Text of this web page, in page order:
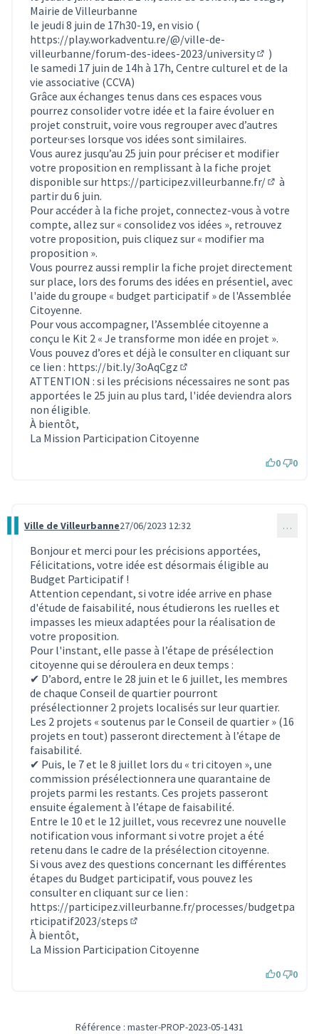
Mairie de Villeurbanne
le jeudi 8 juin de 17h30-19, en visio (
https://play.workadventu.re/@/ville-de-
villeurbanne/forum-des-idees-2023/university
(Lien
)
le samedi 17 juin de 14h à 17h, Centre culturel et de la
vie associative (CCVA)
Grâce aux échanges tenus dans ces espaces vous
pourrez consolider votre idée et la faire évoluer en
projet construit, voire vous regrouper avec d’autres
porteur·ses lorsque vos idées sont similaires.
Vous aurez jusqu’au 25 juin pour préciser et modifier
votre proposition en remplissant à la fiche projet
disponible sur https://participez.villeurbanne.fr/
à
partir du 6 juin.
Pour accéder à la fiche projet, connectez-vous à votre
compte, allez sur « consolidez vos idées », retrouvez
votre proposition, puis cliquez sur « modifier ma
proposition ».
Vous pourrez aussi remplir la fiche projet directement
sur place, lors des forums des idées en présentiel, avec
l'aide du groupe « budget participatif » de l'Assemblée
Citoyenne.
Pour vous accompagner, l’Assemblée citoyenne a
conçu le Kit 2 « Je transforme mon idée en projet ».
Vous pouvez d’ores et déjà le consulter en cliquant sur
ce lien : https://bit.ly/3oAqCgz
(Lien externe)
ATTENTION : si les précisions nécessaires ne sont pas
apportées le 25 juin au plus tard, l'idée deviendra alors
non éligible.
À bientôt,
La Mission Participation Citoyenne
0 0
Commentaire 2730
Ville de Villeurbanne27/06/2023 12:32 …
Bonjour et merci pour les précisions apportées,
Félicitations, votre idée est désormais éligible au
Budget Participatif !
Attention cependant, si votre idée arrive en phase
d'étude de faisabilité, nous étudierons les ruelles et
impasses les mieux adaptées pour la réalisation de
votre proposition.
Pour l'instant, elle passe à l’étape de présélection
citoyenne qui se déroulera en deux temps :
✔ D’abord, entre le 28 juin et le 6 juillet, les membres
de chaque Conseil de quartier pourront
présélectionner 2 projets localisés sur leur quartier.
Les 2 projets « soutenus par le Conseil de quartier » (16
projets en tout) passeront directement à l’étape de
faisabilité.
✔ Puis, le 7 et le 8 juillet lors du « tri citoyen », une
commission présélectionnera une quarantaine de
projets parmi les restants. Ces projets passeront
ensuite également à l’étape de faisabilité.
Entre le 10 et le 12 juillet, vous recevrez une nouvelle
notification vous informant si votre projet a été
retenu dans le cadre de la présélection citoyenne.
Si vous avez des questions concernant les différentes
étapes du Budget participatif, vous pouvez les
consulter en cliquant sur ce lien :
https://participez.villeurbanne.fr/processes/budgetpa
rticipatif2023/steps
À bientôt,
La Mission Participation Citoyenne
0 0
Référence : master-PROP-2023-05-1431